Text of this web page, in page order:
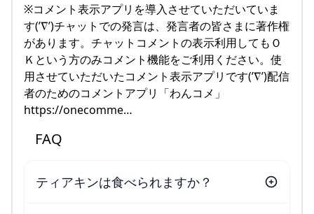
※コメント表示アプリを導入させていただいていま
す(’∇’)チャットでの発言は、発言者の皆さまに著作権
があります。チャットコメントの表示利用してもＯ
Ｋという方のみコメント機能をご利用ください。使
用させていただいたコメント表示アプリです(’∇’)配信
者のためのコメントアプリ「わんコメ」
https://onecomme…
FAQ
ティアキンは食べられますか？